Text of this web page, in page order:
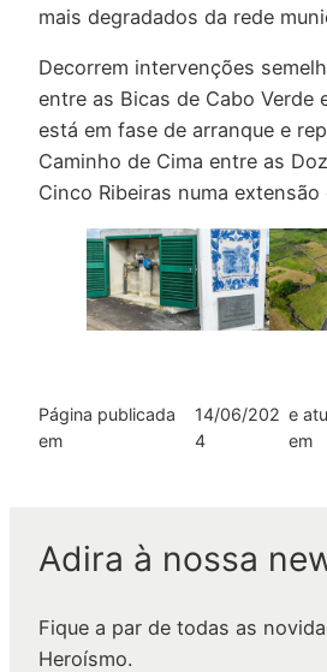
mais degradados da rede
Decorrem intervenções
entre as Bicas de Cabo Verde
está em fase de arranque e
Caminho de Cima entre as
Cinco Ribeiras numa extensão
Página publicada
em
14/06/202
4
e
em
Adira à nossa
Fique a par de todas as
Heroísmo.